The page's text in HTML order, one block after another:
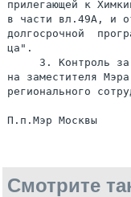
прилегающей к
в части вл.49А, и
долгосрочной
ца".
3. Контроль
на заместителя
регионального
Смотрите